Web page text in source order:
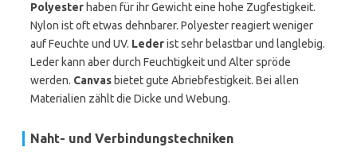
Polyester haben für ihr Gewicht eine hohe Zugfestigkeit.
Nylon ist oft etwas dehnbarer. Polyester reagiert weniger
auf Feuchte und UV. Lederist sehr belastbar und langlebig.
Leder kann aber durch Feuchtigkeit und Alter spröde
werden. Canvas bietet gute Abriebfestigkeit. Bei allen
Materialien zählt die Dicke und Webung.
Naht- und Verbindungstechniken